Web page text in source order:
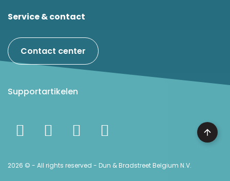
Service & contact
Contact center
Supportartikelen
2026 © - All rights reserved - Dun & Bradstreet Belgium N.V.